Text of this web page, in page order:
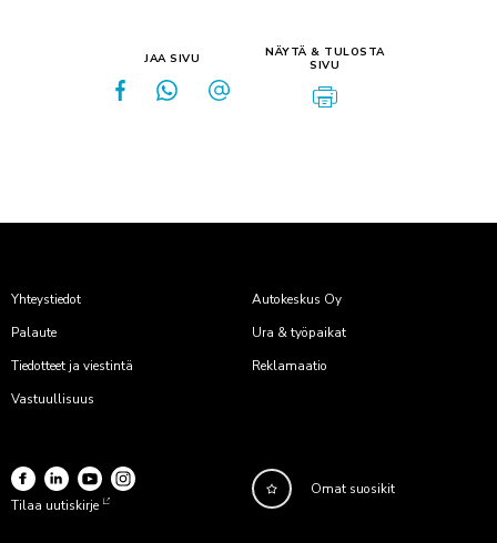
JAA SIVU
NÄYTÄ & TULOSTA
SIVU
Yhteystiedot
Autokeskus Oy
Palaute
Ura & työpaikat
Tiedotteet ja viestintä
Reklamaatio
Vastuullisuus
Tilaa uutiskirje
Omat suosikit